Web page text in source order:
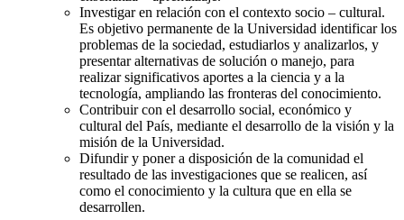
Investigar en relación con el contexto socio – cultural.
Es objetivo permanente de la Universidad identificar los
problemas de la sociedad, estudiarlos y analizarlos, y
presentar alternativas de solución o manejo, para
realizar significativos aportes a la ciencia y a la
tecnología, ampliando las fronteras del conocimiento.
Contribuir con el desarrollo social, económico y
cultural del País, mediante el desarrollo de la visión y la
misión de la Universidad.
Difundir y poner a disposición de la comunidad el
resultado de las investigaciones que se realicen, así
como el conocimiento y la cultura que en ella se
desarrollen.